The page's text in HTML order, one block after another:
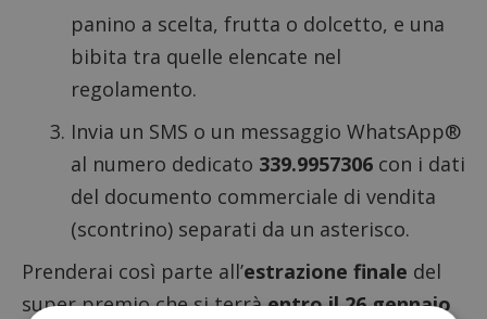
panino a scelta, frutta o dolcetto, e una
bibita tra quelle elencate nel
regolamento.
Invia un SMS o un messaggio WhatsApp®
al numero dedicato 339.9957306 con i dati
del documento commerciale di vendita
(scontrino) separati da un asterisco.
Prenderai così parte all’estrazione finale del
super premio che si terràentro il 26 gennaio